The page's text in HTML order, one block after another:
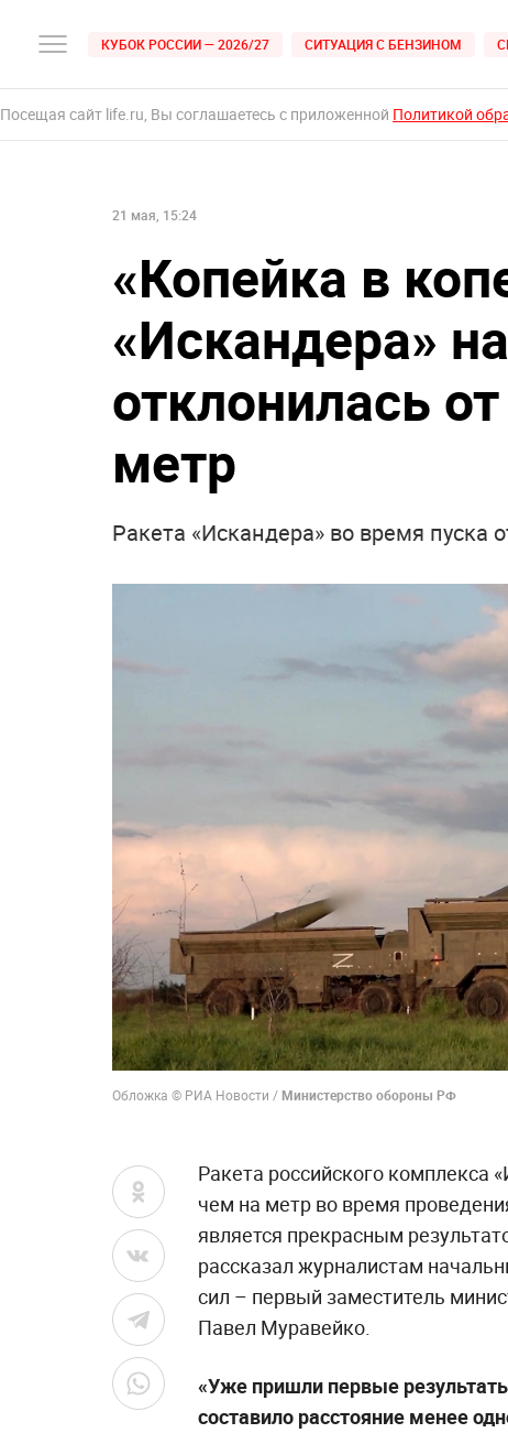
КУБОК РОССИИ — 2026/27 СИТУАЦИЯ С БЕНЗИНОМ
Посещая сайт life.ru, Вы соглашаетесь с приложенной Политикой
21 мая, 15:24
«Копейка в
«Искандера»
отклонилась
метр
Ракета «Искандера» во время
Обложка © РИА Новости /Министерство обороны РФ
Ракета российского комплекса
чем на метр во время
является прекрасным
рассказал журналистам
сил – первый заместитель
Павел Муравейко.
«Уже пришли первые
составило расстояние менее